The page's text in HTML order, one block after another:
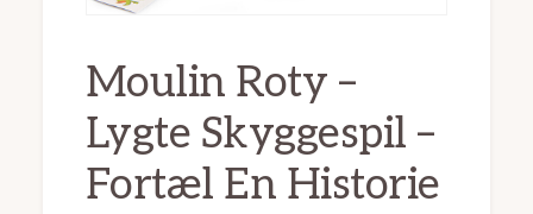
Moulin Roty –
Lygte Skyggespil –
Fortæl En Historie